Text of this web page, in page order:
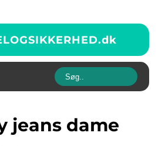
dk
jeans dame